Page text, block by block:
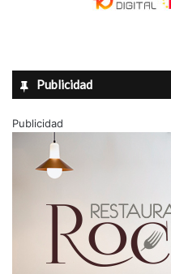
Publicidad
Publicidad